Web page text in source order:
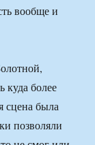
вообще и
куда более
сцена была
позволяли